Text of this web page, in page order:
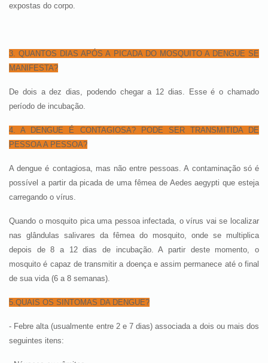
expostas do corpo.
3. QUANTOS DIAS APÓS A PICADA DO MOSQUITO A DENGUE SE
MANIFESTA?
De dois a dez dias, podendo chegar a 12 dias. Esse é o chamado
período de incubação.
4. A DENGUE É CONTAGIOSA? PODE SER TRANSMITIDA DE
PESSOA A PESSOA?
A dengue é contagiosa, mas não entre pessoas. A contaminação só é
possível a partir da picada de uma fêmea de Aedes aegypti que esteja
carregando o vírus.
Quando o mosquito pica uma pessoa infectada, o vírus vai se localizar
nas glândulas salivares da fêmea do mosquito, onde se multiplica
depois de 8 a 12 dias de incubação. A partir deste momento, o
mosquito é capaz de transmitir a doença e assim permanece até o final
de sua vida (6 a 8 semanas).
5.QUAIS OS SINTOMAS DA DENGUE?
- Febre alta (usualmente entre 2 e 7 dias) associada a dois ou mais dos
seguintes itens: